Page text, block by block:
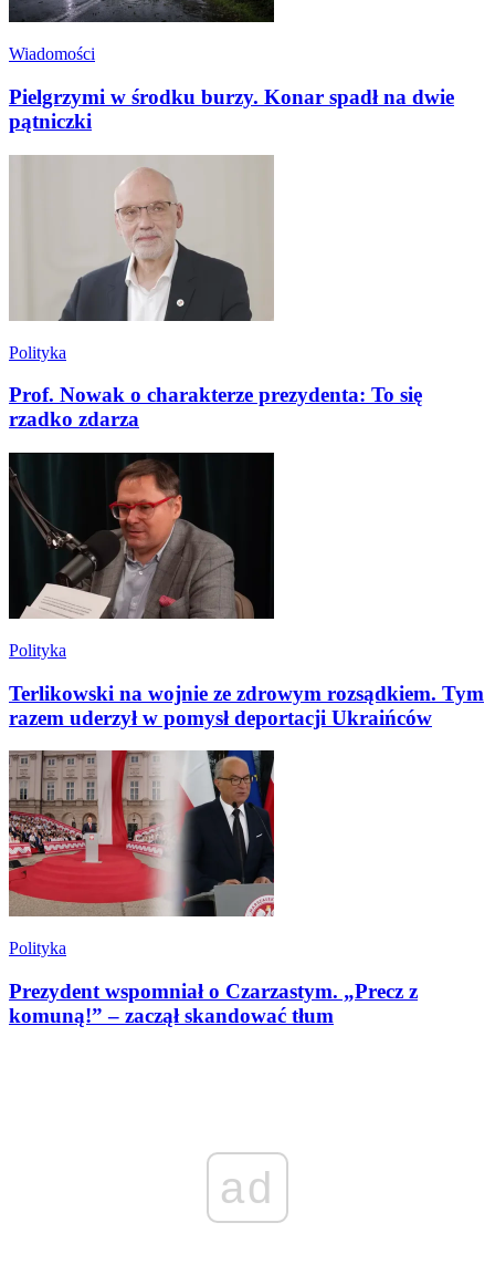
Wiadomości
Pielgrzymi w środku burzy. Konar spadł na dwie
pątniczki
Polityka
Prof. Nowak o charakterze prezydenta: To się
rzadko zdarza
Polityka
Terlikowski na wojnie ze zdrowym rozsądkiem. Tym
razem uderzył w pomysł deportacji Ukraińców
Polityka
Prezydent wspomniał o Czarzastym. „Precz z
komuną!” – zaczął skandować tłum
ad